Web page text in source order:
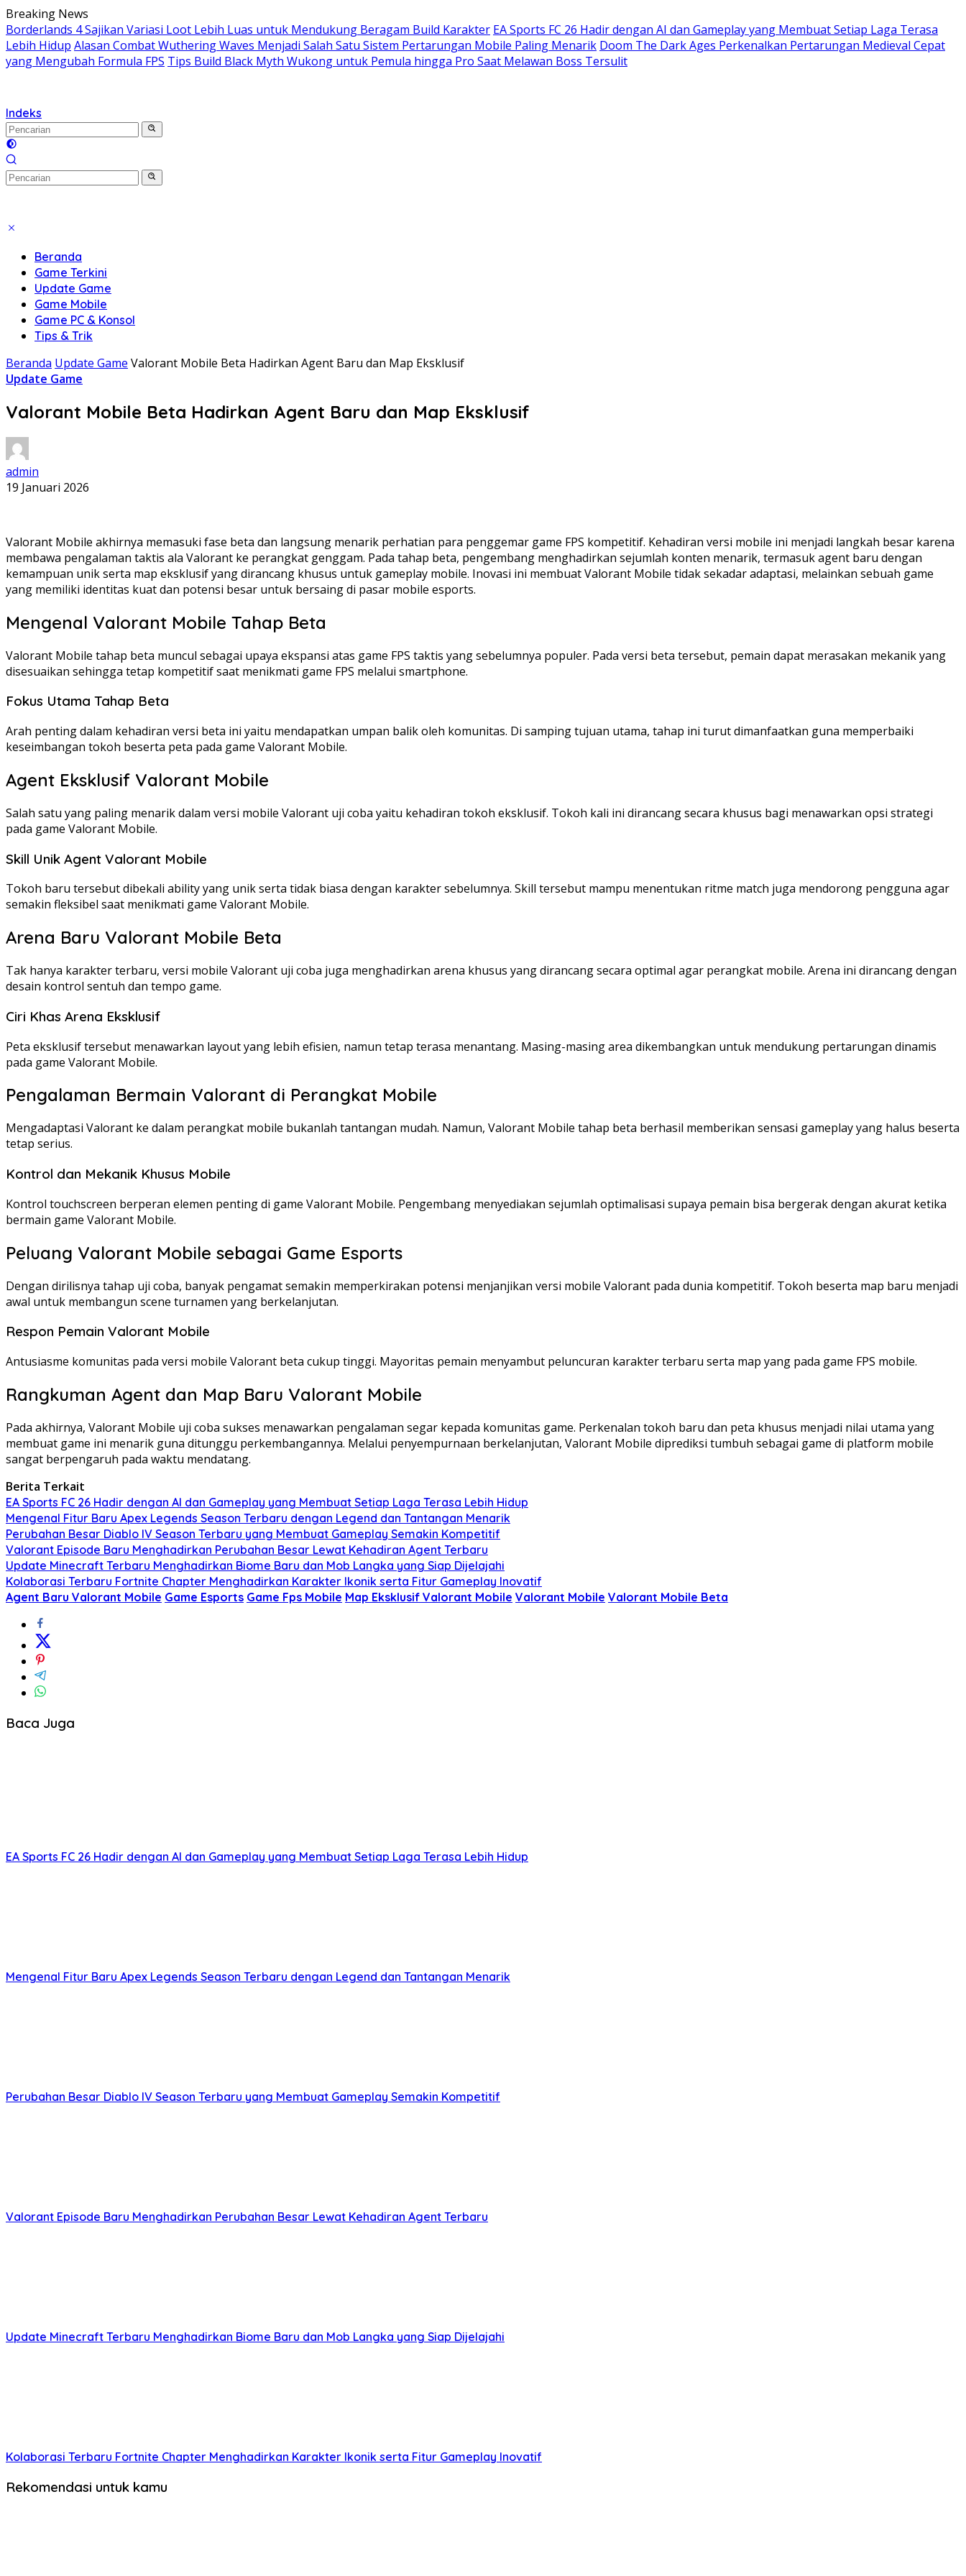
Langsung
ke
konten
Breaking News
Borderlands 4 Sajikan Variasi Loot Lebih Luas untuk Mendukung Beragam Build Karakter EA Sports FC 26 Hadir dengan AI dan Gameplay yang Membuat Setiap Laga Terasa
Lebih Hidup Alasan Combat Wuthering Waves Menjadi Salah Satu Sistem Pertarungan Mobile Paling Menarik Doom The Dark Ages Perkenalkan Pertarungan Medieval Cepat
yang Mengubah Formula FPS Tips Build Black Myth Wukong untuk Pemula hingga Pro Saat Melawan Boss Tersulit
Indeks
Beranda
Game Terkini
Update Game
Game Mobile
Game PC & Konsol
Tips & Trik
Beranda Update Game Valorant Mobile Beta Hadirkan Agent Baru dan Map Eksklusif
Update Game
Valorant Mobile Beta Hadirkan Agent Baru dan Map Eksklusif
admin
19 Januari 2026
Valorant Mobile akhirnya memasuki fase beta dan langsung menarik perhatian para penggemar game FPS kompetitif. Kehadiran versi mobile ini menjadi langkah besar karena
membawa pengalaman taktis ala Valorant ke perangkat genggam. Pada tahap beta, pengembang menghadirkan sejumlah konten menarik, termasuk agent baru dengan
kemampuan unik serta map eksklusif yang dirancang khusus untuk gameplay mobile. Inovasi ini membuat Valorant Mobile tidak sekadar adaptasi, melainkan sebuah game
yang memiliki identitas kuat dan potensi besar untuk bersaing di pasar mobile esports.
Mengenal Valorant Mobile Tahap Beta
Valorant Mobile tahap beta muncul sebagai upaya ekspansi atas game FPS taktis yang sebelumnya populer. Pada versi beta tersebut, pemain dapat merasakan mekanik yang
disesuaikan sehingga tetap kompetitif saat menikmati game FPS melalui smartphone.
Fokus Utama Tahap Beta
Arah penting dalam kehadiran versi beta ini yaitu mendapatkan umpan balik oleh komunitas. Di samping tujuan utama, tahap ini turut dimanfaatkan guna memperbaiki
keseimbangan tokoh beserta peta pada game Valorant Mobile.
Agent Eksklusif Valorant Mobile
Salah satu yang paling menarik dalam versi mobile Valorant uji coba yaitu kehadiran tokoh eksklusif. Tokoh kali ini dirancang secara khusus bagi menawarkan opsi strategi
pada game Valorant Mobile.
Skill Unik Agent Valorant Mobile
Tokoh baru tersebut dibekali ability yang unik serta tidak biasa dengan karakter sebelumnya. Skill tersebut mampu menentukan ritme match juga mendorong pengguna agar
semakin fleksibel saat menikmati game Valorant Mobile.
Arena Baru Valorant Mobile Beta
Tak hanya karakter terbaru, versi mobile Valorant uji coba juga menghadirkan arena khusus yang dirancang secara optimal agar perangkat mobile. Arena ini dirancang dengan
desain kontrol sentuh dan tempo game.
Ciri Khas Arena Eksklusif
Peta eksklusif tersebut menawarkan layout yang lebih efisien, namun tetap terasa menantang. Masing-masing area dikembangkan untuk mendukung pertarungan dinamis
pada game Valorant Mobile.
Pengalaman Bermain Valorant di Perangkat Mobile
Mengadaptasi Valorant ke dalam perangkat mobile bukanlah tantangan mudah. Namun, Valorant Mobile tahap beta berhasil memberikan sensasi gameplay yang halus beserta
tetap serius.
Kontrol dan Mekanik Khusus Mobile
Kontrol touchscreen berperan elemen penting di game Valorant Mobile. Pengembang menyediakan sejumlah optimalisasi supaya pemain bisa bergerak dengan akurat ketika
bermain game Valorant Mobile.
Peluang Valorant Mobile sebagai Game Esports
Dengan dirilisnya tahap uji coba, banyak pengamat semakin memperkirakan potensi menjanjikan versi mobile Valorant pada dunia kompetitif. Tokoh beserta map baru menjadi
awal untuk membangun scene turnamen yang berkelanjutan.
Respon Pemain Valorant Mobile
Antusiasme komunitas pada versi mobile Valorant beta cukup tinggi. Mayoritas pemain menyambut peluncuran karakter terbaru serta map yang pada game FPS mobile.
Rangkuman Agent dan Map Baru Valorant Mobile
Pada akhirnya, Valorant Mobile uji coba sukses menawarkan pengalaman segar kepada komunitas game. Perkenalan tokoh baru dan peta khusus menjadi nilai utama yang
membuat game ini menarik guna ditunggu perkembangannya. Melalui penyempurnaan berkelanjutan, Valorant Mobile diprediksi tumbuh sebagai game di platform mobile
sangat berpengaruh pada waktu mendatang.
Berita Terkait
EA Sports FC 26 Hadir dengan AI dan Gameplay yang Membuat Setiap Laga Terasa Lebih Hidup
Mengenal Fitur Baru Apex Legends Season Terbaru dengan Legend dan Tantangan Menarik
Perubahan Besar Diablo IV Season Terbaru yang Membuat Gameplay Semakin Kompetitif
Valorant Episode Baru Menghadirkan Perubahan Besar Lewat Kehadiran Agent Terbaru
Update Minecraft Terbaru Menghadirkan Biome Baru dan Mob Langka yang Siap Dijelajahi
Kolaborasi Terbaru Fortnite Chapter Menghadirkan Karakter Ikonik serta Fitur Gameplay Inovatif
Agent Baru Valorant Mobile Game Esports Game Fps Mobile Map Eksklusif Valorant Mobile Valorant Mobile Valorant Mobile Beta
Baca Juga
EA Sports FC 26 Hadir dengan AI dan Gameplay yang Membuat Setiap Laga Terasa Lebih Hidup
Mengenal Fitur Baru Apex Legends Season Terbaru dengan Legend dan Tantangan Menarik
Perubahan Besar Diablo IV Season Terbaru yang Membuat Gameplay Semakin Kompetitif
Valorant Episode Baru Menghadirkan Perubahan Besar Lewat Kehadiran Agent Terbaru
Update Minecraft Terbaru Menghadirkan Biome Baru dan Mob Langka yang Siap Dijelajahi
Kolaborasi Terbaru Fortnite Chapter Menghadirkan Karakter Ikonik serta Fitur Gameplay Inovatif
Rekomendasi untuk kamu